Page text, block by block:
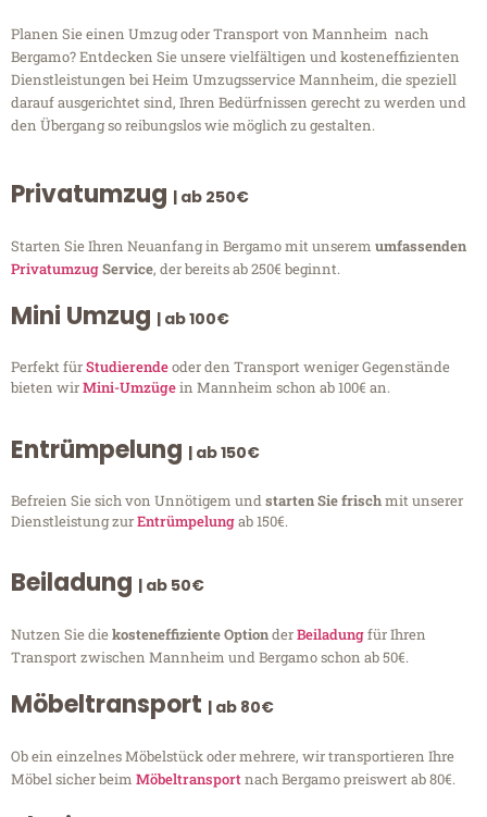
Planen Sie einen Umzug oder Transport von Mannheim nach
Bergamo? Entdecken Sie unsere vielfältigen und kosteneffizienten
Dienstleistungen bei Heim Umzugsservice Mannheim, die speziell
darauf ausgerichtet sind, Ihren Bedürfnissen gerecht zu werden und
den Übergang so reibungslos wie möglich zu gestalten.
Privatumzug | ab 250€
Starten Sie Ihren Neuanfang in Bergamo mit unserem umfassenden
PrivatumzugService, der bereits ab 250€ beginnt.
Mini Umzug | ab 100€
Perfekt fürStudierendeoder den Transport weniger Gegenstände
bieten wirMini-Umzügein Mannheim schon ab 100€ an.
Entrümpelung | ab 150€
Befreien Sie sich von Unnötigem undstarten Sie frischmit unserer
Dienstleistung zurEntrümpelungab 150€.
Beiladung | ab 50€
Nutzen Sie diekosteneffiziente OptionderBeiladungfür Ihren
Transport zwischen Mannheim und Bergamo schon ab 50€.
Möbeltransport | ab 80€
Ob ein einzelnes Möbelstück oder mehrere, wir transportieren Ihre
Möbel sicher beim Möbeltransportnach Bergamo preiswert ab 80€.